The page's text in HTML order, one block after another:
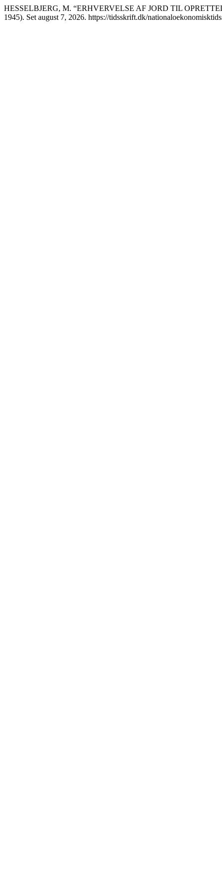
HESSELBJERG, M. “ERHVERVELSE AF JORD TIL
1945). Set august 7, 2026. https://tidsskrift.dk/